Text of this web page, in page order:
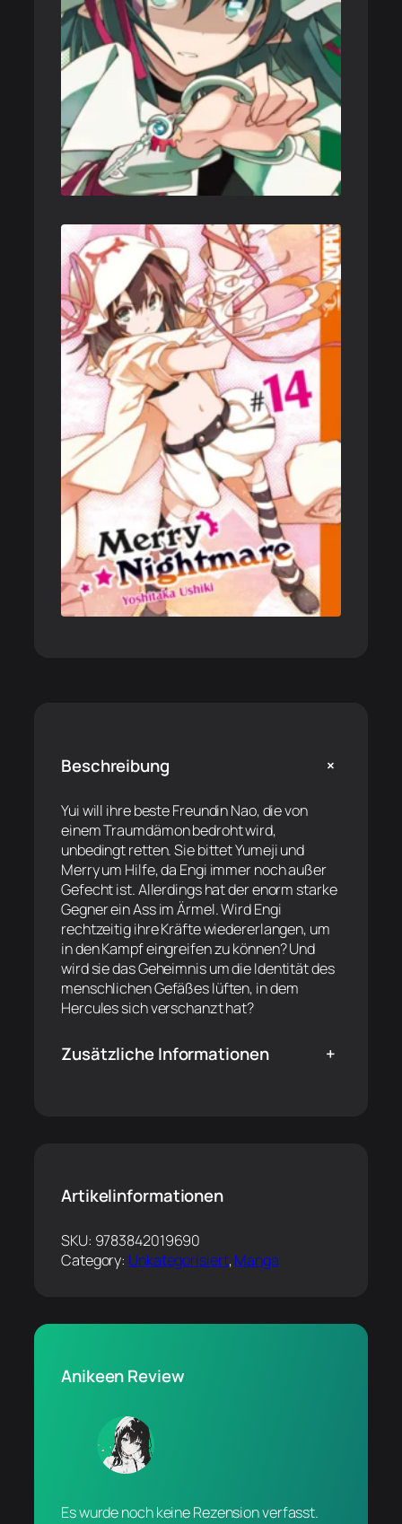
Beschreibung +
Yui will ihre beste Freundin Nao, die von
einem Traumdämon bedroht wird,
unbedingt retten. Sie bittet Yumeji und
Merry um Hilfe, da Engi immer noch außer
Gefecht ist. Allerdings hat der enorm starke
Gegner ein Ass im Ärmel. Wird Engi
rechtzeitig ihre Kräfte wiedererlangen, um
in den Kampf eingreifen zu können? Und
wird sie das Geheimnis um die Identität des
menschlichen Gefäßes lüften, in dem
Hercules sich verschanzt hat?
Zusätzliche Informationen +
Artikelinformationen
SKU: 9783842019690
Category: Unkategorisiert, Manga
Anikeen Review
Es wurde noch keine Rezension verfasst.